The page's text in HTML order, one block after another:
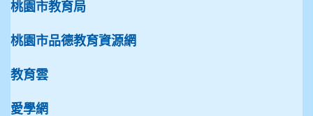
桃園市教育局
桃園市品德教育資源網
教育雲
愛學網